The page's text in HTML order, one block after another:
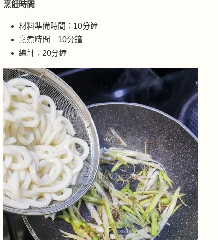
烹飪時間
材料準備時間：10分鐘
烹煮時間：10分鐘
總計：20分鐘